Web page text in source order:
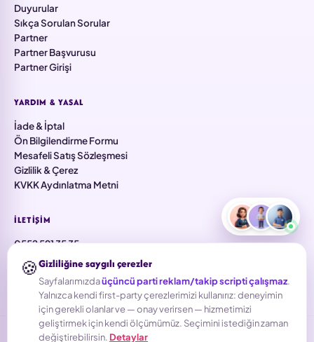
Duyurular
Sıkça Sorulan Sorular
Partner
Partner Başvurusu
Partner Girişi
YARDIM & YASAL
İade & İptal
Ön Bilgilendirme Formu
Mesafeli Satış Sözleşmesi
Gizlilik & Çerez
KVKK Aydınlatma Metni
İLETIŞIM
0552 591 35 35
info@falezmobilyaaksesuar.com
Aşık Veysel Mah. 5733 Sk. No:91/8 İç Kapı No: Z1, 35380 Karabağlar
© 2026 Falez · Tüm hakları saklıdır.
🍪Gizliliğine saygılı çerezler
Sayfalarımızdaüçüncü parti reklam/takip scripti çalışmaz.
Yalnızca kendi first-party çerezlerimizi kullanırız: deneyimin
için gerekli olanlar ve — onay verirsen — hizmetimizi
geliştirmek için kendi ölçümümüz. Seçimini istediğin zaman
değiştirebilirsin. Detaylar